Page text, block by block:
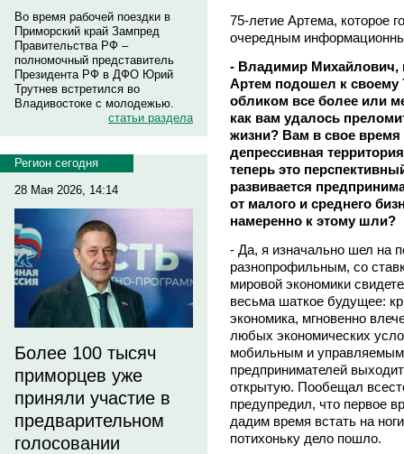
Во время рабочей поездки в
Приморский край Зампред
Правительства РФ –
полномочный представитель
Президента РФ в ДФО Юрий
Трутнев встретился во
Владивостоке с молодежью.
статьи раздела
Регион сегодня
28 Мая 2026, 14:14
Более 100 тысяч
приморцев уже
приняли участие в
предварительном
голосовании
75-летие Артема, которое
очередным
- Владимир Михайлович,
Артем подошел к
обликом все более или
как вам удалось
жизни? Вам в свое время
депрессивная
теперь это
развивается
от малого и среднего
намеренно к этому шли?
- Да, я изначально шел на
разнопрофильным, со
мировой экономики
весьма шаткое будущее:
экономика, мгновенно
любых экономических
мобильным и
предпринимателей
открытую. Пообещал
предупредил, что первое
дадим время встать на
потихоньку дело пошло.